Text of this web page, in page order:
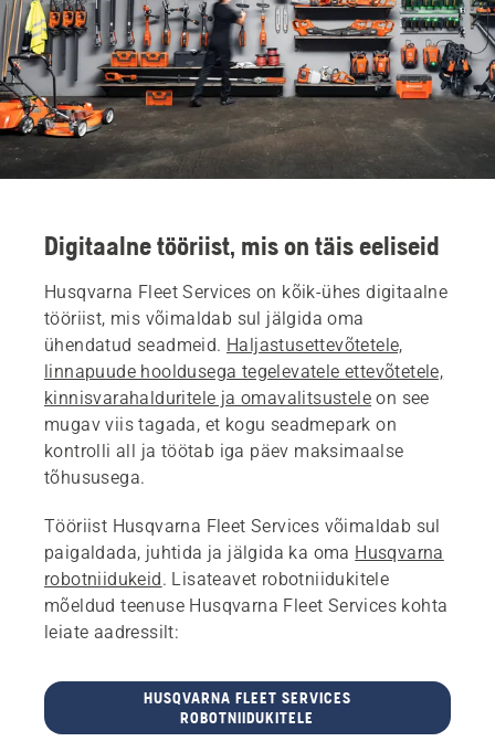
Digitaalne tööriist, mis on täis eeliseid
Husqvarna Fleet Services on kõik-ühes digitaalne
tööriist, mis võimaldab sul jälgida oma
ühendatud seadmeid. Haljastusettevõtetele,
linnapuude hooldusega tegelevatele ettevõtetele,
kinnisvarahalduritele ja omavalitsustele on see
mugav viis tagada, et kogu seadmepark on
kontrolli all ja töötab iga päev maksimaalse
tõhususega.
Tööriist Husqvarna Fleet Services võimaldab sul
paigaldada, juhtida ja jälgida ka oma Husqvarna
robotniidukeid. Lisateavet robotniidukitele
mõeldud teenuse Husqvarna Fleet Services kohta
leiate aadressilt:
HUSQVARNA FLEET SERVICES
ROBOTNIIDUKITELE